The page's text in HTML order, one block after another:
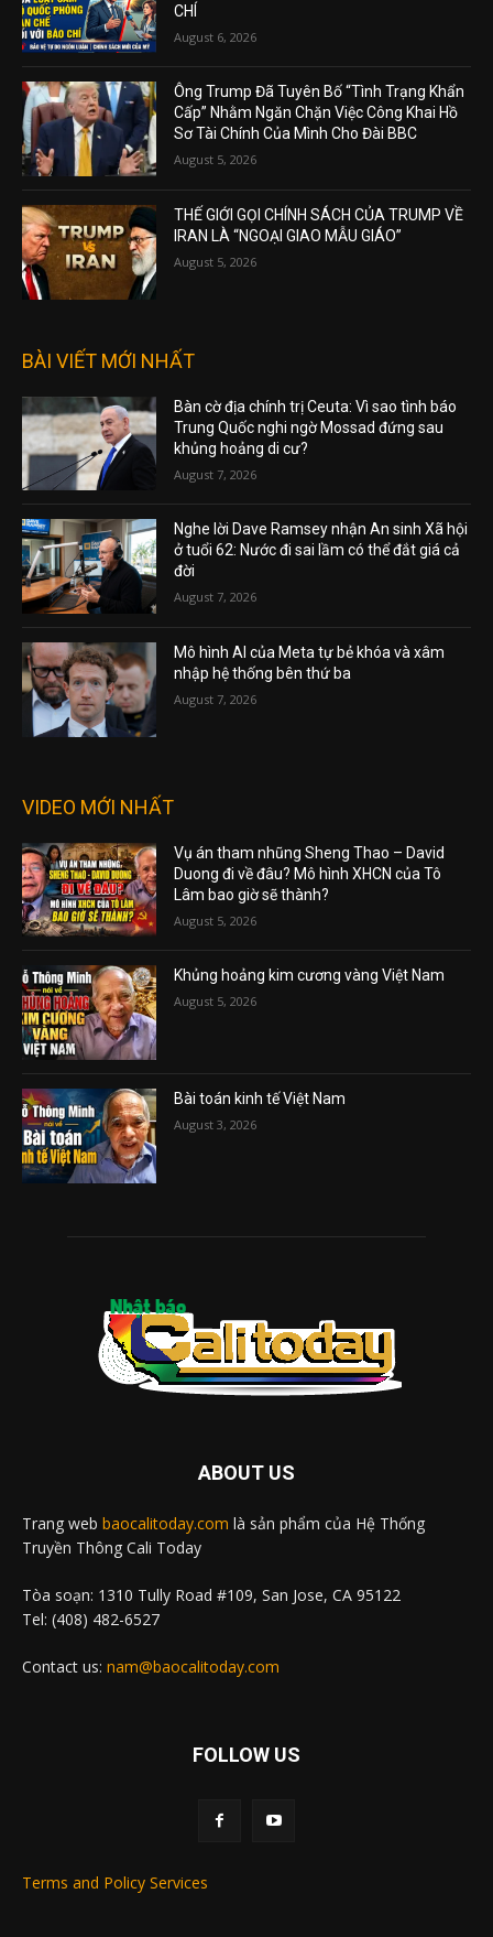
CHÍ
August 6, 2026
Ông Trump Đã Tuyên Bố “Tình Trạng Khẩn
Cấp” Nhằm Ngăn Chặn Việc Công Khai Hồ
Sơ Tài Chính Của Mình Cho Đài BBC
August 5, 2026
THẾ GIỚI GỌI CHÍNH SÁCH CỦA TRUMP VỀ
IRAN LÀ “NGOẠI GIAO MẪU GIÁO”
August 5, 2026
BÀI VIẾT MỚI NHẤT
Bàn cờ địa chính trị Ceuta: Vì sao tình báo
Trung Quốc nghi ngờ Mossad đứng sau
khủng hoảng di cư?
August 7, 2026
Nghe lời Dave Ramsey nhận An sinh Xã hội
ở tuổi 62: Nước đi sai lầm có thể đắt giá cả
đời
August 7, 2026
Mô hình AI của Meta tự bẻ khóa và xâm
nhập hệ thống bên thứ ba
August 7, 2026
VIDEO MỚI NHẤT
Vụ án tham nhũng Sheng Thao – David
Duong đi về đâu? Mô hình XHCN của Tô
Lâm bao giờ sẽ thành?
August 5, 2026
Khủng hoảng kim cương vàng Việt Nam
August 5, 2026
Bài toán kinh tế Việt Nam
August 3, 2026
ABOUT US
Trang web baocalitoday.com là sản phẩm của Hệ Thống
Truyền Thông Cali Today
Tòa soạn: 1310 Tully Road #109, San Jose, CA 95122
Tel: (408) 482-6527
Contact us: nam@baocalitoday.com
FOLLOW US
Terms and Policy Services